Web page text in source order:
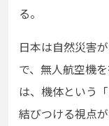
る。
日本は自然災害
で、無人航空機
は、機体という
結びつける視点